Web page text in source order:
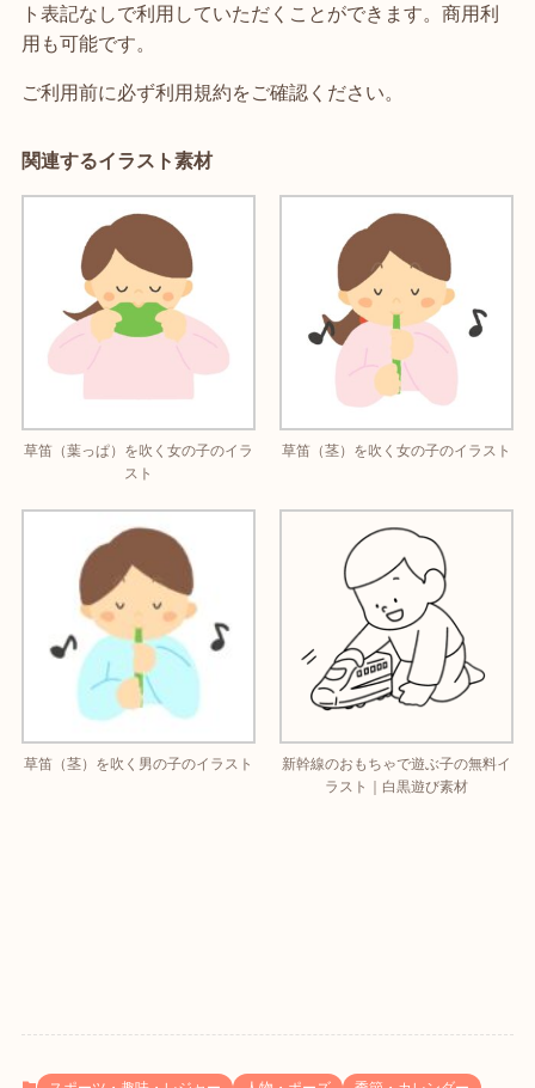
ト表記なしで利用していただくことができます。商用利
用も可能です。
ご利用前に必ず利用規約をご確認ください。
関連するイラスト素材
草笛（葉っぱ）を吹く女の子のイラ
スト
草笛（茎）を吹く女の子のイラスト
草笛（茎）を吹く男の子のイラスト
新幹線のおもちゃで遊ぶ子の無料イ
ラスト｜白黒遊び素材